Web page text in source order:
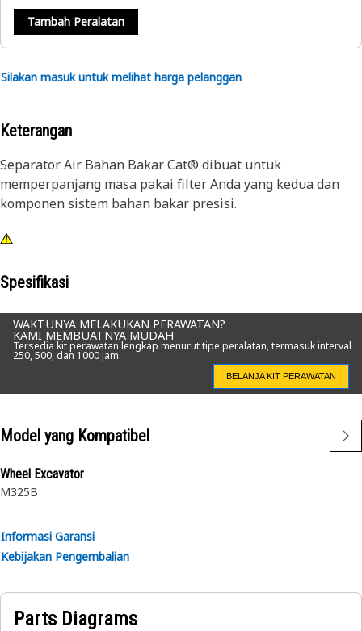
Tambah Peralatan
Silakan masuk untuk melihat harga pelanggan
Keterangan
Separator Air Bahan Bakar Cat® dibuat untuk
memperpanjang masa pakai filter Anda yang kedua dan
komponen sistem bahan bakar presisi.
Spesifikasi
WAKTUNYA MELAKUKAN PERAWATAN?
KAMI MEMBUATNYA MUDAH
Tersedia kit perawatan lengkap menurut tipe peralatan, termasuk interval
250, 500, dan 1000 jam.
BELANJA KIT PERAWATAN
Model yang Kompatibel
Wheel Excavator
M325B
Informasi Garansi
Kebijakan Pengembalian
Parts Diagrams